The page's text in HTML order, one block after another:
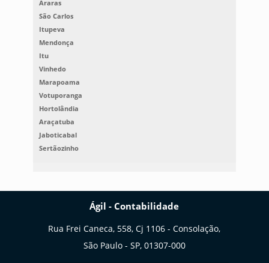
Araras
São Carlos
Itupeva
Mendonça
Itu
Vinhedo
Marapoama
Votuporanga
Hortolândia
Araçatuba
Jaboticabal
Sertãozinho
Ágil - Contabilidade
Rua Frei Caneca, 558, Cj 1106 - Consolação,
São Paulo - SP, 01307-000